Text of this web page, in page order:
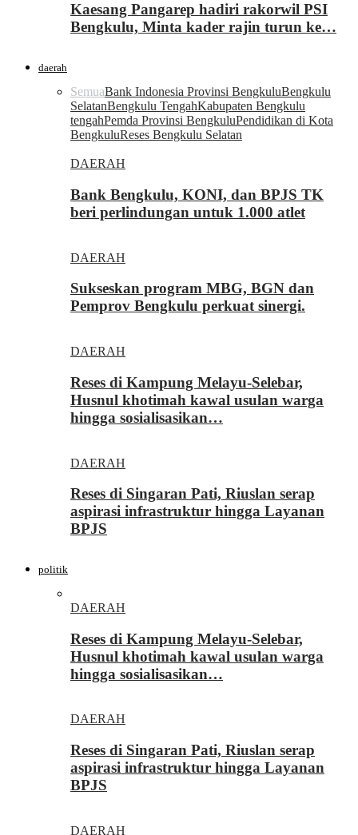
Kaesang Pangarep hadiri rakorwil PSI
Bengkulu, Minta kader rajin turun ke…
daerah
SemuaBank Indonesia Provinsi BengkuluBengkulu
SelatanBengkulu TengahKabupaten Bengkulu
tengahPemda Provinsi BengkuluPendidikan di Kota
BengkuluReses Bengkulu Selatan
DAERAH
Bank Bengkulu, KONI, dan BPJS TK
beri perlindungan untuk 1.000 atlet
DAERAH
Sukseskan program MBG, BGN dan
Pemprov Bengkulu perkuat sinergi.
DAERAH
Reses di Kampung Melayu-Selebar,
Husnul khotimah kawal usulan warga
hingga sosialisasikan…
DAERAH
Reses di Singaran Pati, Riuslan serap
aspirasi infrastruktur hingga Layanan
BPJS
politik
DAERAH
Reses di Kampung Melayu-Selebar,
Husnul khotimah kawal usulan warga
hingga sosialisasikan…
DAERAH
Reses di Singaran Pati, Riuslan serap
aspirasi infrastruktur hingga Layanan
BPJS
DAERAH